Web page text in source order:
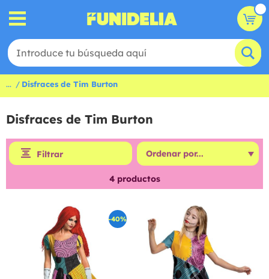
... Disfraces de Tim Burton
Disfraces de Tim Burton
Filtrar
4productos
-40%